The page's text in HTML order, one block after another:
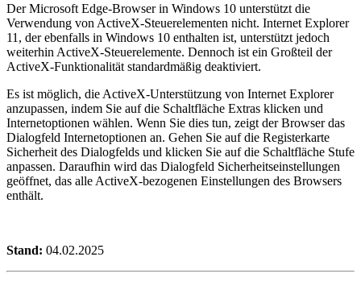
Der Microsoft Edge-Browser in Windows 10 unterstützt die
Verwendung von ActiveX-Steuerelementen nicht. Internet Explorer
11, der ebenfalls in Windows 10 enthalten ist, unterstützt jedoch
weiterhin ActiveX-Steuerelemente. Dennoch ist ein Großteil der
ActiveX-Funktionalität standardmäßig deaktiviert.
Es ist möglich, die ActiveX-Unterstützung von Internet Explorer
anzupassen, indem Sie auf die Schaltfläche Extras klicken und
Internetoptionen wählen. Wenn Sie dies tun, zeigt der Browser das
Dialogfeld Internetoptionen an. Gehen Sie auf die Registerkarte
Sicherheit des Dialogfelds und klicken Sie auf die Schaltfläche Stufe
anpassen. Daraufhin wird das Dialogfeld Sicherheitseinstellungen
geöffnet, das alle ActiveX-bezogenen Einstellungen des Browsers
enthält.
Stand: 04.02.2025